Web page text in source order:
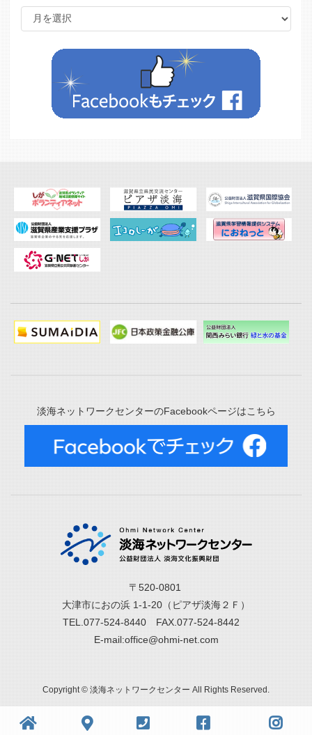
淡海ネットワークセンターのFacebookページはこちら
〒520-0801
大津市におの浜 1-1-20（ピアザ淡海２Ｆ）
TEL.077-524-8440 FAX.077-524-8442
E-mail:office@ohmi-net.com
Copyright © 淡海ネットワークセンター All Rights Reserved.